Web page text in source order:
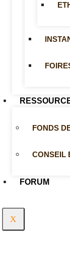
FONDS
CONSEIL
FORUM
X